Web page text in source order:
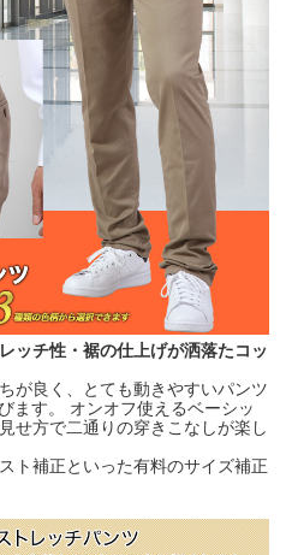
ッチ性・裾の仕上げが洒落たコッ
が良く、とても動きやすいパンツ
ます。 オンオフ使えるベーシッ
せ方で二通りの穿きこなしが楽し
ト補正といった有料のサイズ補正